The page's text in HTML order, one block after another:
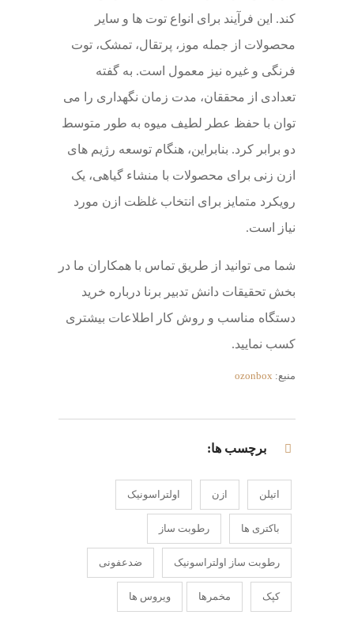
کند. این فرآیند برای انواع توت ها و سایر
محصولات از جمله موز، پرتقال، تمشک، توت
فرنگی و غیره نیز معمول است. به گفته
تعدادی از محققان، مدت زمان نگهداری را می
توان با حفظ عطر لطیف میوه به طور متوسط ​​
دو برابر کرد. بنابراین، هنگام توسعه رژیم های
ازن زنی برای محصولات با منشاء گیاهی، یک
رویکرد متمایز برای انتخاب غلظت ازن مورد
نیاز است.
شما می توانید از طریق تماس با همکاران ما در
بخش تحقیقات دانش تدبیر برنا درباره خرید
دستگاه مناسب و روش کار اطلاعات بیشتری
کسب نمایید.
منبع: ozonbox
برچسب ها:
اتیلن ازن اولتراسونیک
باکتری ها رطوبت ساز
رطوبت ساز اولتراسونیک ضدعفونی
کپک مخمرها ویروس ها